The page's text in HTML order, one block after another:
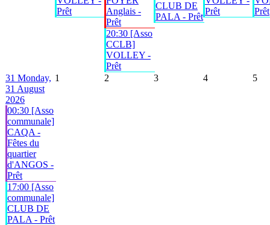
Prêt
Anglais -
Prêt
20:30 [Asso
CCLB]
VOLLEY -
Prêt
CLUB DE
PALA - Prêt
Prêt
Prêt
31 Monday,
31 August
2026
00:30 [Asso
communale]
CAQA -
Fêtes du
quartier
d'ANGOS -
Prêt
17:00 [Asso
communale]
CLUB DE
PALA - Prêt
1 2 3 4 5